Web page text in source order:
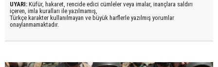
UYARI: Küfür, hakaret, rencide edici cümleler veya imalar, inançlara saldırı
içeren, imla kuralları ile yazılmamış,
Türkçe karakter kullanılmayan ve büyük harflerle yazılmış yorumlar
onaylanmamaktadır.